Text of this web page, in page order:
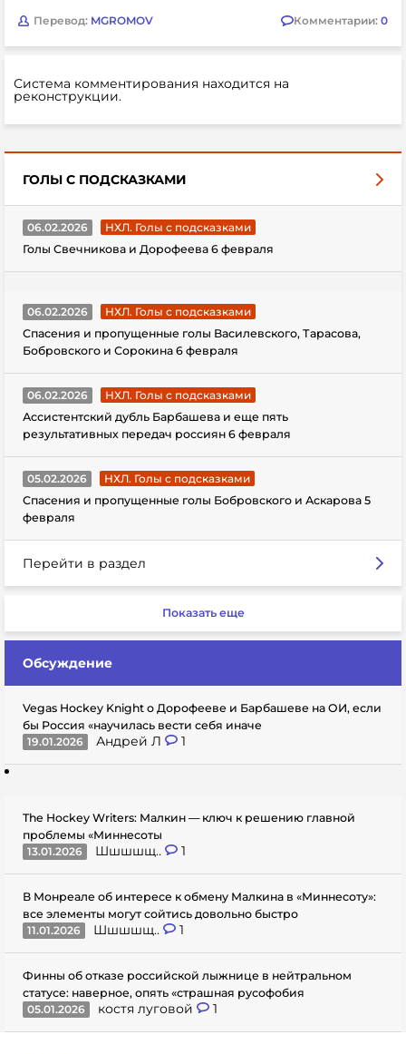
Перевод: MGROMOV Комментарии: 0
Система комментирования находится на
реконструкции.
ГОЛЫ С ПОДСКАЗКАМИ
06.02.2026
НХЛ. Голы с подсказками
Голы Свечникова и Дорофеева 6 февраля
06.02.2026
НХЛ. Голы с подсказками
Спасения и пропущенные голы Василевского, Тарасова,
Бобровского и Сорокина 6 февраля
06.02.2026
НХЛ. Голы с подсказками
Ассистентский дубль Барбашева и еще пять
результативных передач россиян 6 февраля
05.02.2026
НХЛ. Голы с подсказками
Спасения и пропущенные голы Бобровского и Аскарова 5
февраля
Перейти в раздел
Показать еще
Обсуждение
Vegas Hockey Knight о Дорофееве и Барбашеве на ОИ, если
бы Россия «научилась вести себя иначе
19.01.2026
Андрей Л 1
The Hockey Writers: Малкин — ключ к решению главной
проблемы «Миннесоты
13.01.2026
Шшшшщ.. 1
В Монреале об интересе к обмену Малкина в «Миннесоту»:
все элементы могут сойтись довольно быстро
11.01.2026
Шшшшщ.. 1
Финны об отказе российской лыжнице в нейтральном
статусе: наверное, опять «страшная русофобия
05.01.2026
костя луговой 1